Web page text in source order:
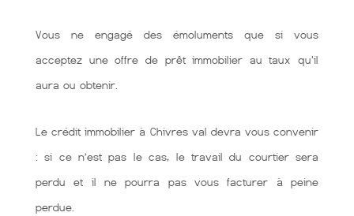
Vous ne engagé des émoluments que si vous
acceptez une offre de prêt immobilier au taux qu'il
aura ou obtenir.
Le crédit immobilier à Chivres val devra vous convenir
: si ce n’est pas le cas, le travail du courtier sera
perdu et il ne pourra pas vous facturer à peine
perdue.